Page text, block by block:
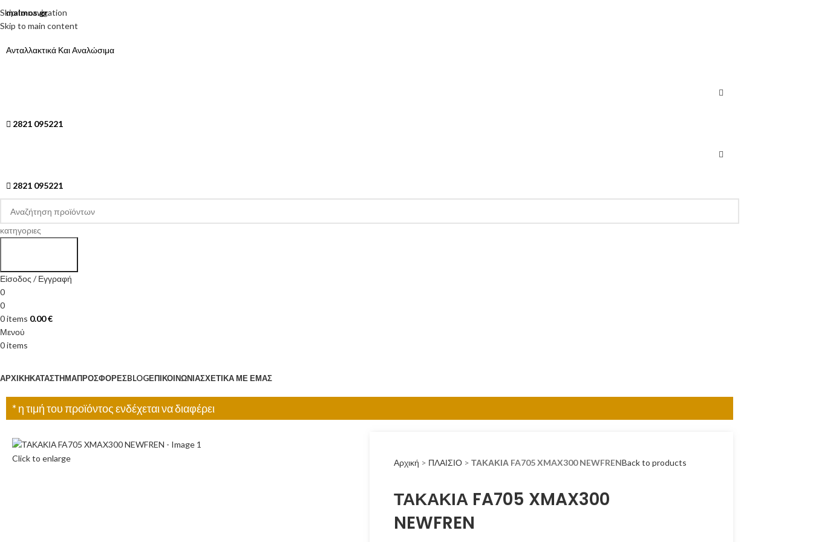
Skip to navigation
Skip to main content
malmos.gr
Ανταλλακτικά Και Αναλώσιμα
2821 095221
2821 095221
κατηγοριες
Είσοδος / Εγγραφή
0
0
0items 0.00€
Μενού
0items
ΑΡΧΙΚΉΚΑΤΆΣΤΗΜΑΠΡΟΣΦΟΡΈΣBLOGΕΠΙΚΟΙΝΩΝΊΑΣΧΕΤΙΚΆ ΜΕ ΕΜΆΣ
* η τιμή του προϊόντος ενδέχεται να διαφέρει
Click to enlarge Αρχική > ΠΛΑΙΣΙΟ > ΤΑΚΑΚΙΑ FA705 XMAX300 NEWFRENBack to products
ΤΑΚΑΚΙΑ FA705 XMAX300
NEWFREN